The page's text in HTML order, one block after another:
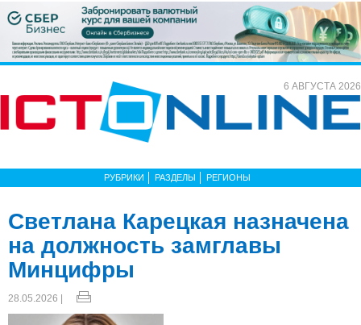
6 АВГУСТА 2026
РУБРИКИ РАЗДЕЛЫ РЕГИОНЫ
Светлана Карецкая назначена
на должность замглавы
Минцифры
28.05.2026 |